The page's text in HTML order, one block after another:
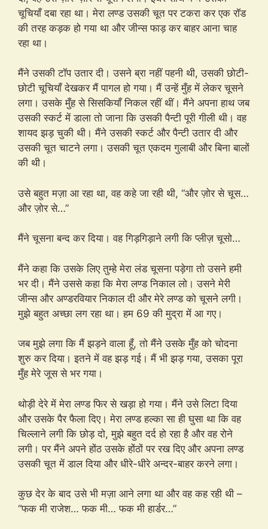
चूचियाँ दबा रहा था। मेरा लण्ड उसकी चूत पर टकरा कर एक रॉड
की तरह कड़क हो गया था और जीन्स फाड़ कर बाहर आना चाह
रहा था।
मैंने उसकी टॉप उतार दी। उसने ब्रा नहीं पहनी थी, उसकी छोटी-
छोटी चूचियाँ देखकर मैं पागल हो गया। मैं उन्हें मुँह में लेकर चूसने
लगा। उसके मुँह से सिसकियाँ निकल रहीं थीं। मैंने अपना हाथ जब
उसकी स्कर्ट में डाला तो जाना कि उसकी पैन्टी पूरी गीली थी। वह
शायद झड़ चुकी थी। मैंने उसकी स्कर्ट और पैन्टी उतार दी और
उसकी चूत चाटने लगा। उसकी चूत एकदम गुलाबी और बिना बालों
की थी।
उसे बहुत मज़ा आ रहा था, वह कहे जा रही थी, “और ज़ोर से चूस…
और ज़ोर से…”
मैंने चूसना बन्द कर दिया। वह गिड़गिड़ाने लगी कि प्लीज़ चूसो…
मैंने कहा कि उसके लिए तुम्हे मेरा लंड चूसना पड़ेगा तो उसने हमी
भर दी। मैंने उससे कहा कि मेरा लण्ड निकाल लो। उसने मेरी
जीन्स और अण्डरवियार निकाल दी और मेरे लण्ड को चूसने लगी।
मुझे बहुत अच्छा लग रहा था। हम 69 की मुद्रा में आ गए।
जब मुझे लगा कि मैं झड़ने वाला हूँ, तो मैंने उसके मुँह को चोदना
शुरु कर दिया। इतने में वह झड़ गई। मैं भी झड़ गया, उसका पूरा
मुँह मेरे जूस से भर गया।
थोड़ी देरे में मेरा लण्ड फिर से खड़ा हो गया। मैंने उसे लिटा दिया
और उसके पैर फैला दिए। मेरा लण्ड हल्का सा ही घुसा था कि वह
चिल्लाने लगी कि छोड़ दो, मुझे बहुत दर्द हो रहा है और वह रोने
लगी। पर मैंने अपने होंठ उसके होंठों पर रख दिए और अपना लण्ड
उसकी चूत में डाल दिया और धीरे-धीरे अन्दर-बाहर करने लगा।
कुछ देर के बाद उसे भी मज़ा आने लगा था और वह कह रही थी –
“फक मी राजेश… फक मी… फक मी हार्डर…”